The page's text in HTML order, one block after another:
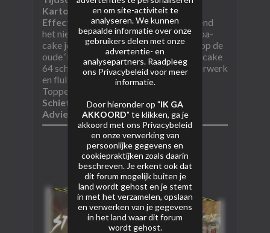
Kartoninhoud:​6/1
Effectomschrijving:Knallend en fluitend
het nieuwe jaar in? Dan is deze La Bomba-
cake jouw perfecte keuze! Gebaseerd op de
oude ‘Estallar’ van St8ment schiet deze cake
64 schoten in heftige salvos van siervuurwerk
en fluit in een hoog tempo de hemel in!
Topper van de bovenste plank!​
Schietrichting:i-shape
Adviesprijs:€42,99 (2023)​​​​
en om site-activiteit te
analyseren. We kunnen
bepaalde informatie over onze
gebruikers delen met onze
advertentie- en
analysepartners. Raadpleeg
ons Privacybeleid voor meer
informatie.
Door hieronder op "IK GA
AKKOORD" te klikken, ga je
akkoord met ons Privacybeleid
en onze verwerking van
persoonlijke gegevens en
cookiepraktijken zoals daarin
beschreven. Je erkent ook dat
dit forum mogelijk buiten je
land wordt gehost en je stemt
in met het verzamelen, opslaan
en verwerken van je gegevens
in het land waar dit forum
wordt gehost.